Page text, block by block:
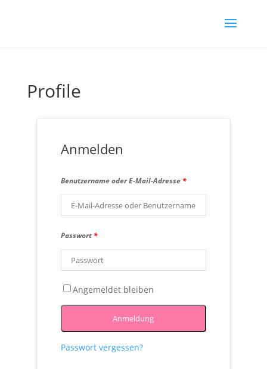
Profile
Anmelden
Benutzername oder E-Mail-Adresse *
Passwort *
Angemeldet bleiben
Anmeldung
Passwort vergessen?